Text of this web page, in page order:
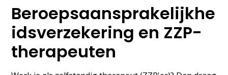
Beroepsaansprakelijkhe
idsverzekering en ZZP-
therapeuten